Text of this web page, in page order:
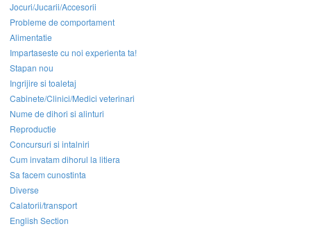
Jocuri/Jucarii/Accesorii
Probleme de comportament
Alimentatie
Impartaseste cu noi experienta ta!
Stapan nou
Ingrijire si toaletaj
Cabinete/Clinici/Medici veterinari
Nume de dihori si alinturi
Reproductie
Concursuri si intalniri
Cum invatam dihorul la litiera
Sa facem cunostinta
Diverse
Calatorii/transport
English Section